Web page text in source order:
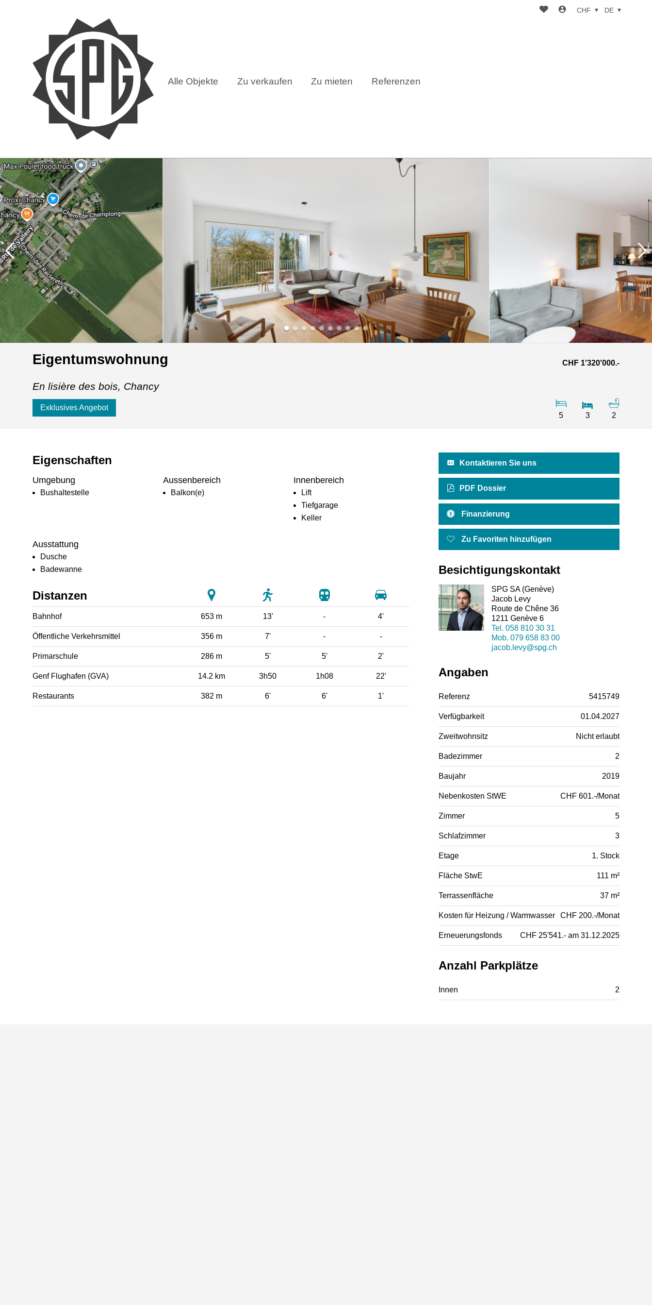
Alle Objekte Zu verkaufen Zu mieten Referenzen
CHF DE
Eigentumswohnung CHF 1'320'000.-
En lisière des bois, Chancy
Exklusives Angebot
5
3 2
Eigenschaften
Umgebung
Bushaltestelle
Aussenbereich
Balkon(e)
Innenbereich
Lift
Tiefgarage
Keller
Ausstattung
Dusche
Badewanne
Distanzen
Bahnhof 653 m 13' - 4'
Öffentliche Verkehrsmittel 356 m 7' - -
Primarschule 286 m 5' 5' 2'
Genf Flughafen (GVA) 14.2 km 3h50 1h08 22'
Restaurants 382 m 6' 6' 1'
Kontaktieren Sie uns
PDF Dossier
Finanzierung
Zu Favoriten hinzufügen
Besichtigungskontakt
SPG SA (Genève)
Jacob Levy
Route de Chêne 36
1211 Genève 6
Tel. 058 810 30 31
Mob. 079 658 83 00
jacob.levy@spg.ch
Angaben
Referenz 5415749
Verfügbarkeit 01.04.2027
Zweitwohnsitz Nicht erlaubt
Badezimmer 2
Baujahr 2019
Nebenkosten StWE CHF 601.-/Monat
Zimmer 5
Schlafzimmer 3
Etage 1. Stock
Fläche StwE 111 m²
Terrassenfläche 37 m²
Kosten für Heizung / Warmwasser CHF 200.-/Monat
Erneuerungsfonds CHF 25'541.- am 31.12.2025
Anzahl Parkplätze
Innen 2